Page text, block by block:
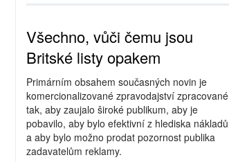
Všechno, vůči čemu jsou
Britské listy opakem
Primárním obsahem současných novin je
komercionalizované zpravodajství zpracované
tak, aby zaujalo široké publikum, aby je
pobavilo, aby bylo efektivní z hlediska nákladů
a aby bylo možno prodat pozornost publika
zadavatelům reklamy.